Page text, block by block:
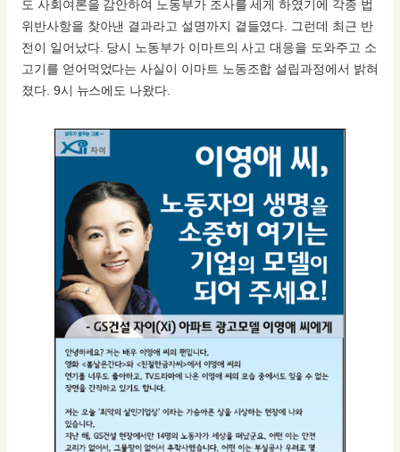
도 사회여론을 감안하여 노동부가 조사를 세게 하였기에 각종 법
위반사항을 찾아낸 결과라고 설명까지 곁들였다. 그런데 최근 반
전이 일어났다. 당시 노동부가 이마트의 사고 대응을 도와주고 소
고기를 얻어먹었다는 사실이 이마트 노동조합 설립과정에서 밝혀
졌다. 9시 뉴스에도 나왔다.